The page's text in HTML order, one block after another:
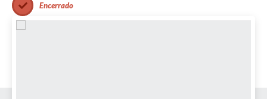
Encerrado